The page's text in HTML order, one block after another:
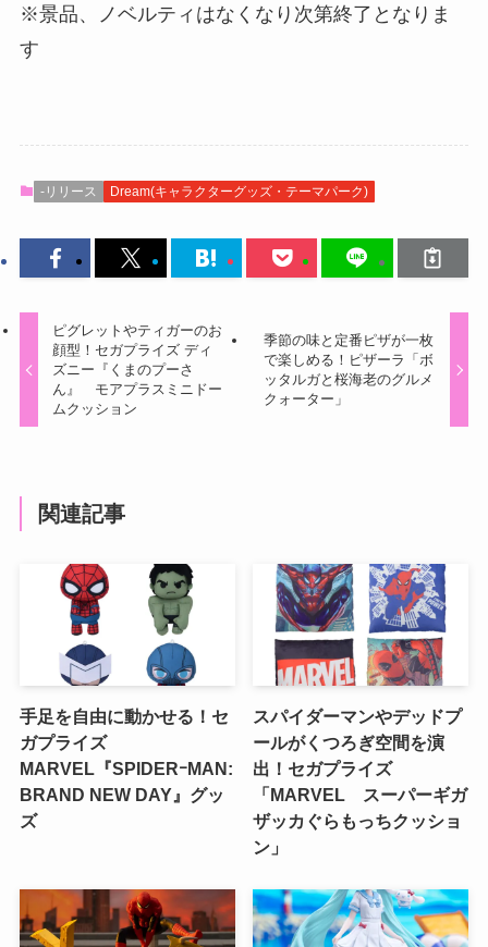
※景品、ノベルティはなくなり次第終了となりま
す
-リリース Dream(キャラクターグッズ・テーマパーク)
ピグレットやティガーのお
顔型！セガプライズ ディ
ズニー『くまのプーさ
ん』 モアプラスミニドー
ムクッション
季節の味と定番ピザが一枚
で楽しめる！ピザーラ「ボ
ッタルガと桜海老のグルメ
クォーター」
関連記事
手足を自由に動かせる！セ
ガプライズ
MARVEL『SPIDERｰMAN:
BRAND NEW DAY』グッ
ズ
スパイダーマンやデッドプ
ールがくつろぎ空間を演
出！セガプライズ
「MARVEL スーパーギガ
ザッカぐらもっちクッショ
ン」